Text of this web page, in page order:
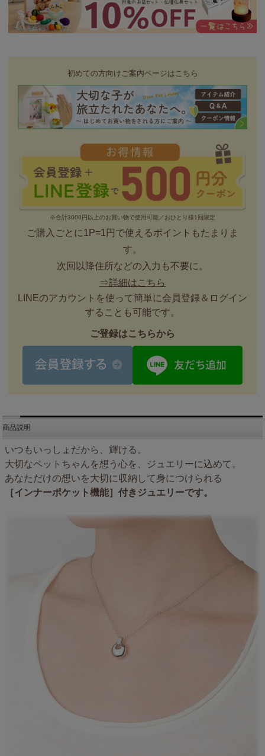
初めての方向けご案内ページはこちら
※合計3000円以上のお買い物で使用可能／おひとり様1回限定
ご購入ごとに1P=1円で使えるポイントもたまりま
す。
次回以降住所などの入力も不要に。
⇒詳細はこちら
LINEのアカウントを使って簡単に会員登録＆ログイン
することも可能です。
ご登録はこちらから
商品説明
いつもいっしょだから、輝ける。
大切なペットちゃんを想う心を、ジュエリーに込めて。
あなただけの想いを大切に収納して身につけられる
［インナーポケット機能］付きジュエリーです。